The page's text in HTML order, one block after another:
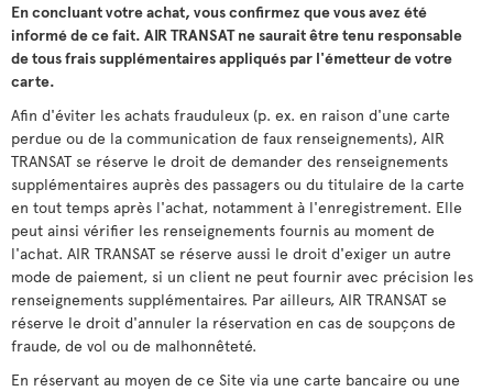
En concluant votre achat, vous confirmez que vous avez été
informé de ce fait. AIR TRANSAT ne saurait être tenu responsable
de tous frais supplémentaires appliqués par l'émetteur de votre
carte.
Afin d'éviter les achats frauduleux (p. ex. en raison d'une carte
perdue ou de la communication de faux renseignements), AIR
TRANSAT se réserve le droit de demander des renseignements
supplémentaires auprès des passagers ou du titulaire de la carte
en tout temps après l'achat, notamment à l'enregistrement. Elle
peut ainsi vérifier les renseignements fournis au moment de
l'achat. AIR TRANSAT se réserve aussi le droit d'exiger un autre
mode de paiement, si un client ne peut fournir avec précision les
renseignements supplémentaires. Par ailleurs, AIR TRANSAT se
réserve le droit d'annuler la réservation en cas de soupçons de
fraude, de vol ou de malhonnêteté.
En réservant au moyen de ce Site via une carte bancaire ou une